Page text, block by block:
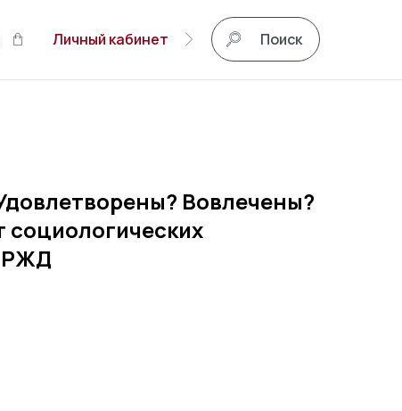
Личный кабинет Поиск
Вовлечены?
РЖД